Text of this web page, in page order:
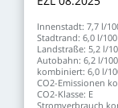
Innenstadt: 7,7 l/
Stadtrand: 6,0 l/100
Landstraße: 5,2 l/
Autobahn: 6,2 l/100
kombiniert: 6,0 l/
CO2-Emissionen
CO2-Klasse: E
Stromverbrauch